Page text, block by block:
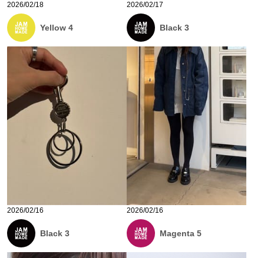
2026/02/18
Yellow 4
2026/02/17
Black 3
2026/02/16
Black 3
2026/02/16
Magenta 5